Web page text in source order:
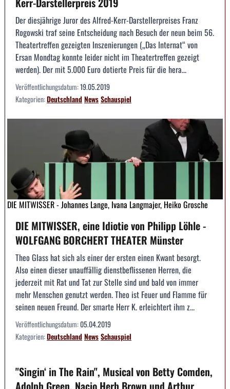
Der diesjährige Juror des Alfred-Kerr-Darstellerpreises Franz
Rogowski traf seine Entscheidung nach Besuch der neun beim 56.
Theatertreffen gezeigten Inszenierungen („Das Internat“ von
Ersan Mondtag konnte leider nicht im Theatertreffen gezeigt
werden). Der mit 5.000 Euro dotierte Preis für die hera...
Veröffentlichungsdatum:19.05.2019
Kategorien:DeutschlandNewsSchauspiel
DIE MITWISSER - Johannes Lange, Ivana Langmajer, Heiko Grosche
DIE MITWISSER, eine Idiotie von Philipp Löhle -
WOLFGANG BORCHERT THEATER Münster
Theo Glass hat sich als einer der ersten einen Kwant besorgt.
Also einen dieser unauffällig dienstbeflissenen Herren, die
jederzeit mit Rat und Tat zur Stelle sind und bald von immer
mehr Menschen genutzt werden. Theo ist Feuer und Flamme für
seinen neuen Freund. Der smarte Herr K. erleichtert ihm z...
Veröffentlichungsdatum:05.04.2019
Kategorien:DeutschlandNewsSchauspiel
"Singin‘ in The Rain", Musical von Betty Comden,